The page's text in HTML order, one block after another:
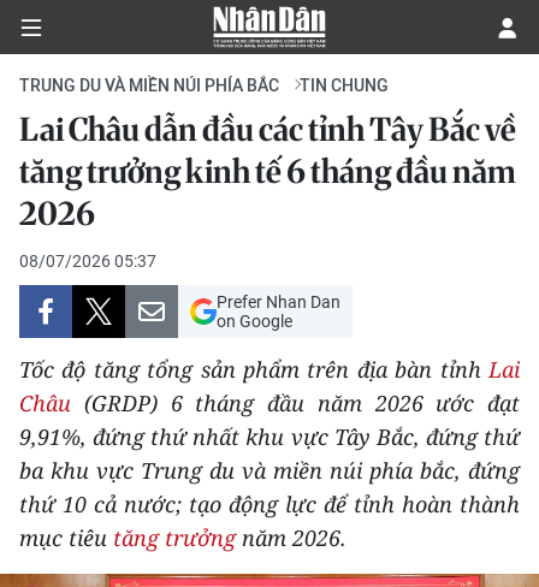
CHÍNH TRỊ
KINH TẾ
VĂN HÓA
XÃ HỘI
PHÁP LUẬT
DU LỊCH
THẾ GIỚI
THỂ THAO
TRUNG DU VÀ MIỀN NÚI PHÍA BẮC TIN CHUNG
Lai Châu dẫn đầu các tỉnh Tây Bắc về
tăng trưởng kinh tế 6 tháng đầu năm
2026
08/07/2026 05:37
Prefer Nhan Dan
on Google
Tốc độ tăng tổng sản phẩm trên địa bàn tỉnhLai
Châu (GRDP) 6 tháng đầu năm 2026 ước đạt
9,91%, đứng thứ nhất khu vực Tây Bắc, đứng thứ
ba khu vực Trung du và miền núi phía bắc, đứng
thứ 10 cả nước; tạo động lực để tỉnh hoàn thành
mục tiêu tăng trưởngnăm 2026.